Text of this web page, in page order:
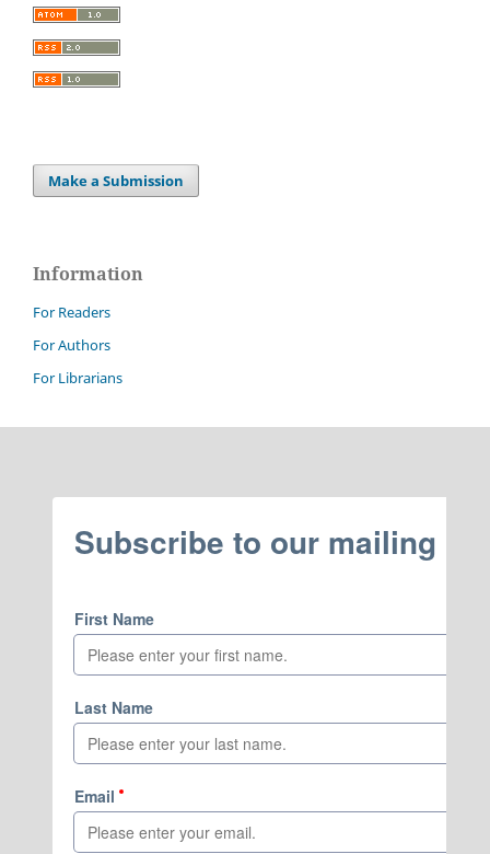
Make a Submission
Information
For Readers
For Authors
For Librarians